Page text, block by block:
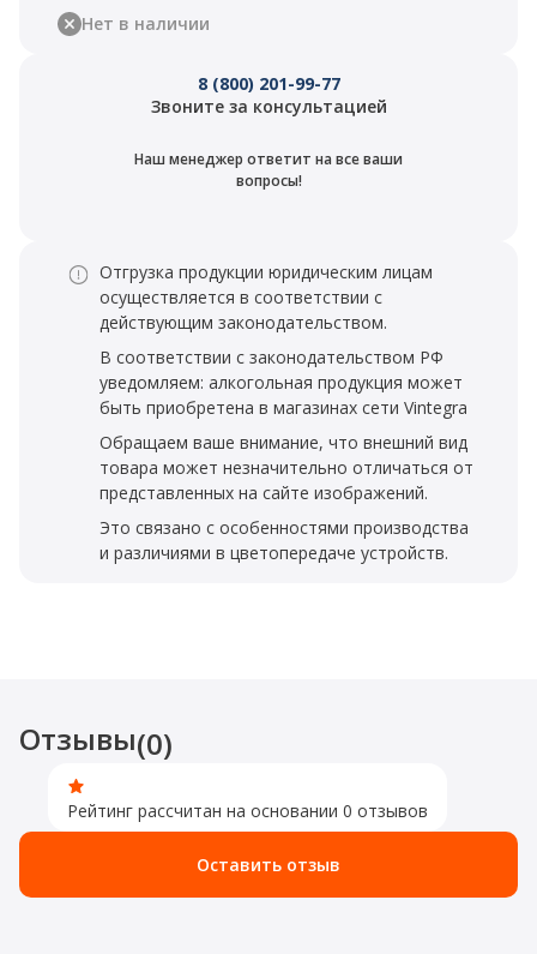
Нет в наличии
8 (800) 201-99-77
Звоните за консультацией
Наш менеджер ответит на все ваши
вопросы!
Отгрузка продукции юридическим лицам
осуществляется в соответствии с
действующим законодательством.
В соответствии с законодательством РФ
уведомляем: алкогольная продукция может
быть приобретена в магазинах сети Vintegra
Обращаем ваше внимание, что внешний вид
товара может незначительно отличаться от
представленных на сайте изображений.
Это связано с особенностями производства
и различиями в цветопередаче устройств.
Отзывы(0)
Рейтинг рассчитан на основании 0 отзывов
Оставить отзыв